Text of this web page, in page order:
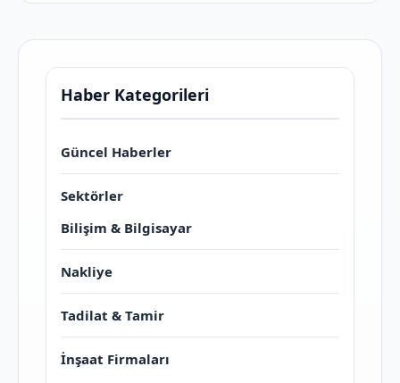
Haber Kategorileri
Güncel Haberler
Sektörler
Bilişim & Bilgisayar
Nakliye
Tadilat & Tamir
İnşaat Firmaları